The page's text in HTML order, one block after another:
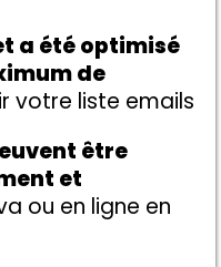
a été optimisé
de
votre liste emails
être
et
ou en ligne en